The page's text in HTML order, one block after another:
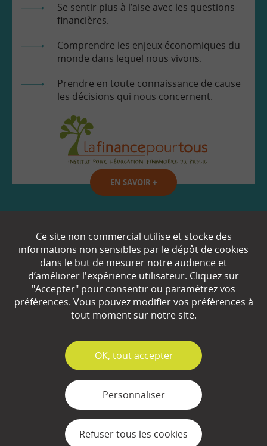
Se sentir plus à l’aise avec les questions
financières.
Comprendre les enjeux économiques du
monde dans lequel nous vivons.
Prendre en toute connaissance de cause
les décisions qui nous concernent.
EN SAVOIR +
Partenaires
Espace Presse
Plan du site
Mentions légales
Ce site non commercial utilise et stocke des
informations non sensibles par le dépôt de cookies
dans le but de mesurer notre audience et
d’améliorer l'expérience utilisateur. Cliquez sur
"Accepter" pour consentir ou paramétrez vos
préférences. Vous pouvez modifier vos préférences à
tout moment sur notre site.
✓
OK, tout accepter
Personnaliser
Refuser tous les cookies